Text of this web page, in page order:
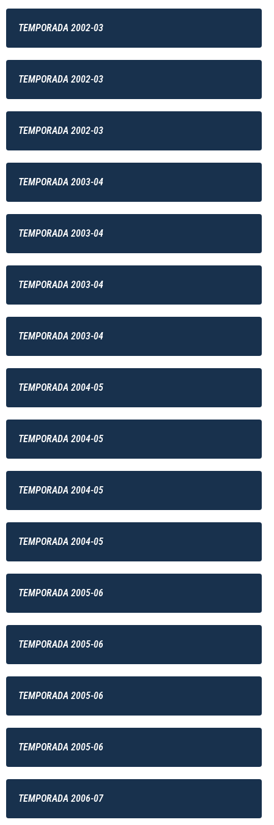
TEMPORADA 2002-03
TEMPORADA 2002-03
TEMPORADA 2002-03
TEMPORADA 2003-04
TEMPORADA 2003-04
TEMPORADA 2003-04
TEMPORADA 2003-04
TEMPORADA 2004-05
TEMPORADA 2004-05
TEMPORADA 2004-05
TEMPORADA 2004-05
TEMPORADA 2005-06
TEMPORADA 2005-06
TEMPORADA 2005-06
TEMPORADA 2005-06
TEMPORADA 2006-07